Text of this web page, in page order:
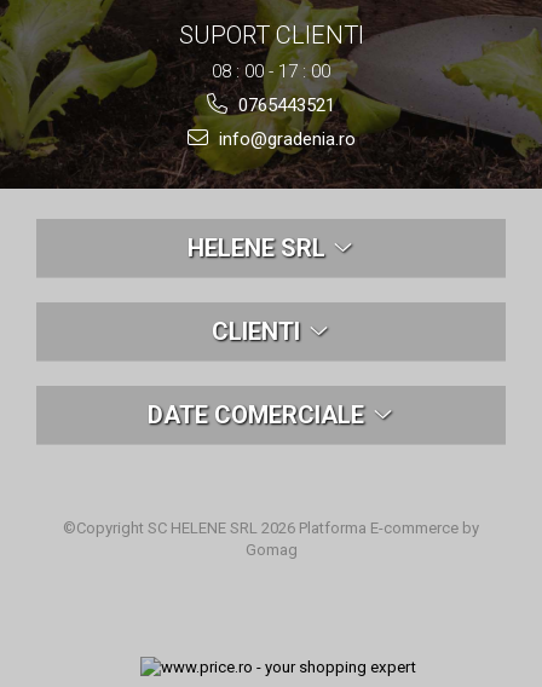
SUPORT CLIENTI
08 : 00 - 17 : 00
0765443521
info@gradenia.ro
HELENE SRL
CLIENTI
DATE COMERCIALE
©Copyright SC HELENE SRL 2026 Platforma E-commerce by
Gomag